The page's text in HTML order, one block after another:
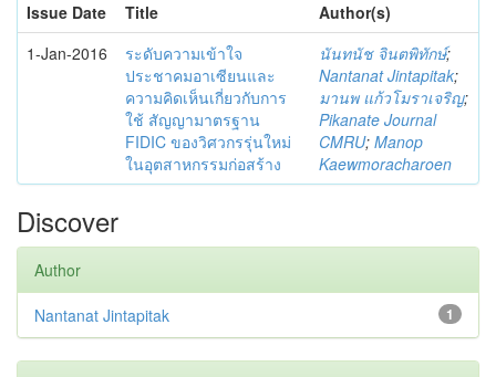
Issue Date
Title
Author(s)
1-Jan-2016
ระดับความเข้าใจ
ประชาคมอาเซียนและ
ความคิดเห็นเกี่ยวกับการ
ใช้ สัญญามาตรฐาน
FIDIC ของวิศวกรรุ่นใหม่
ในอุตสาหกรรมก่อสร้าง
นันทนัช จินตพิทักษ์;
Nantanat Jintapitak;
มานพ แก้วโมราเจริญ;
Pikanate Journal
CMRU; Manop
Kaewmoracharoen
Discover
Author
1
Nantanat Jintapitak